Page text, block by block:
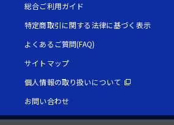
総合ご利用ガイド
特定商取引に関する法律に基づく表示
よくあるご質問(FAQ)
サイトマップ
個人情報の取り扱いについて
お問い合わせ